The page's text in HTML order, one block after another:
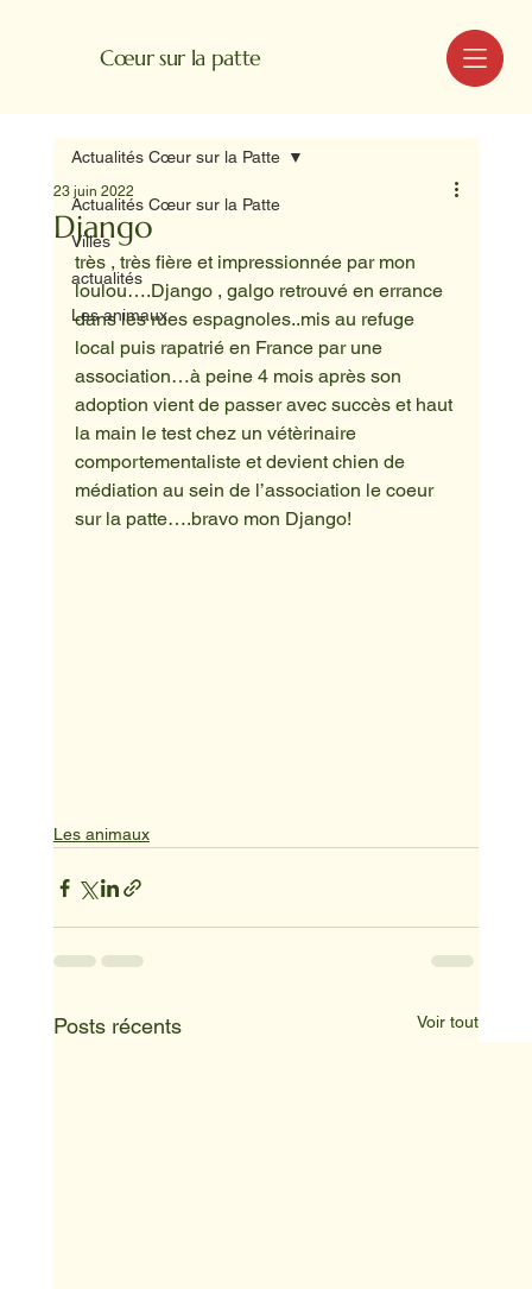
Cœur sur la patte MENU
Actualités Cœur sur la Patte
Villes
actualités
Les animaux
Actualités Cœur sur la Patte
Django
23 juin 2022
très , très fière et impressionnée par mon
loulou….Django , galgo retrouvé en errance
dans les rues espagnoles..mis au refuge
local puis rapatrié en France par une
association…à peine 4 mois après son
adoption vient de passer avec succès et haut
la main le test chez un vétèrinaire
comportementaliste et devient chien de
médiation au sein de l’association le coeur
sur la patte….bravo mon Django!
Les animaux
Posts récents Voir tout